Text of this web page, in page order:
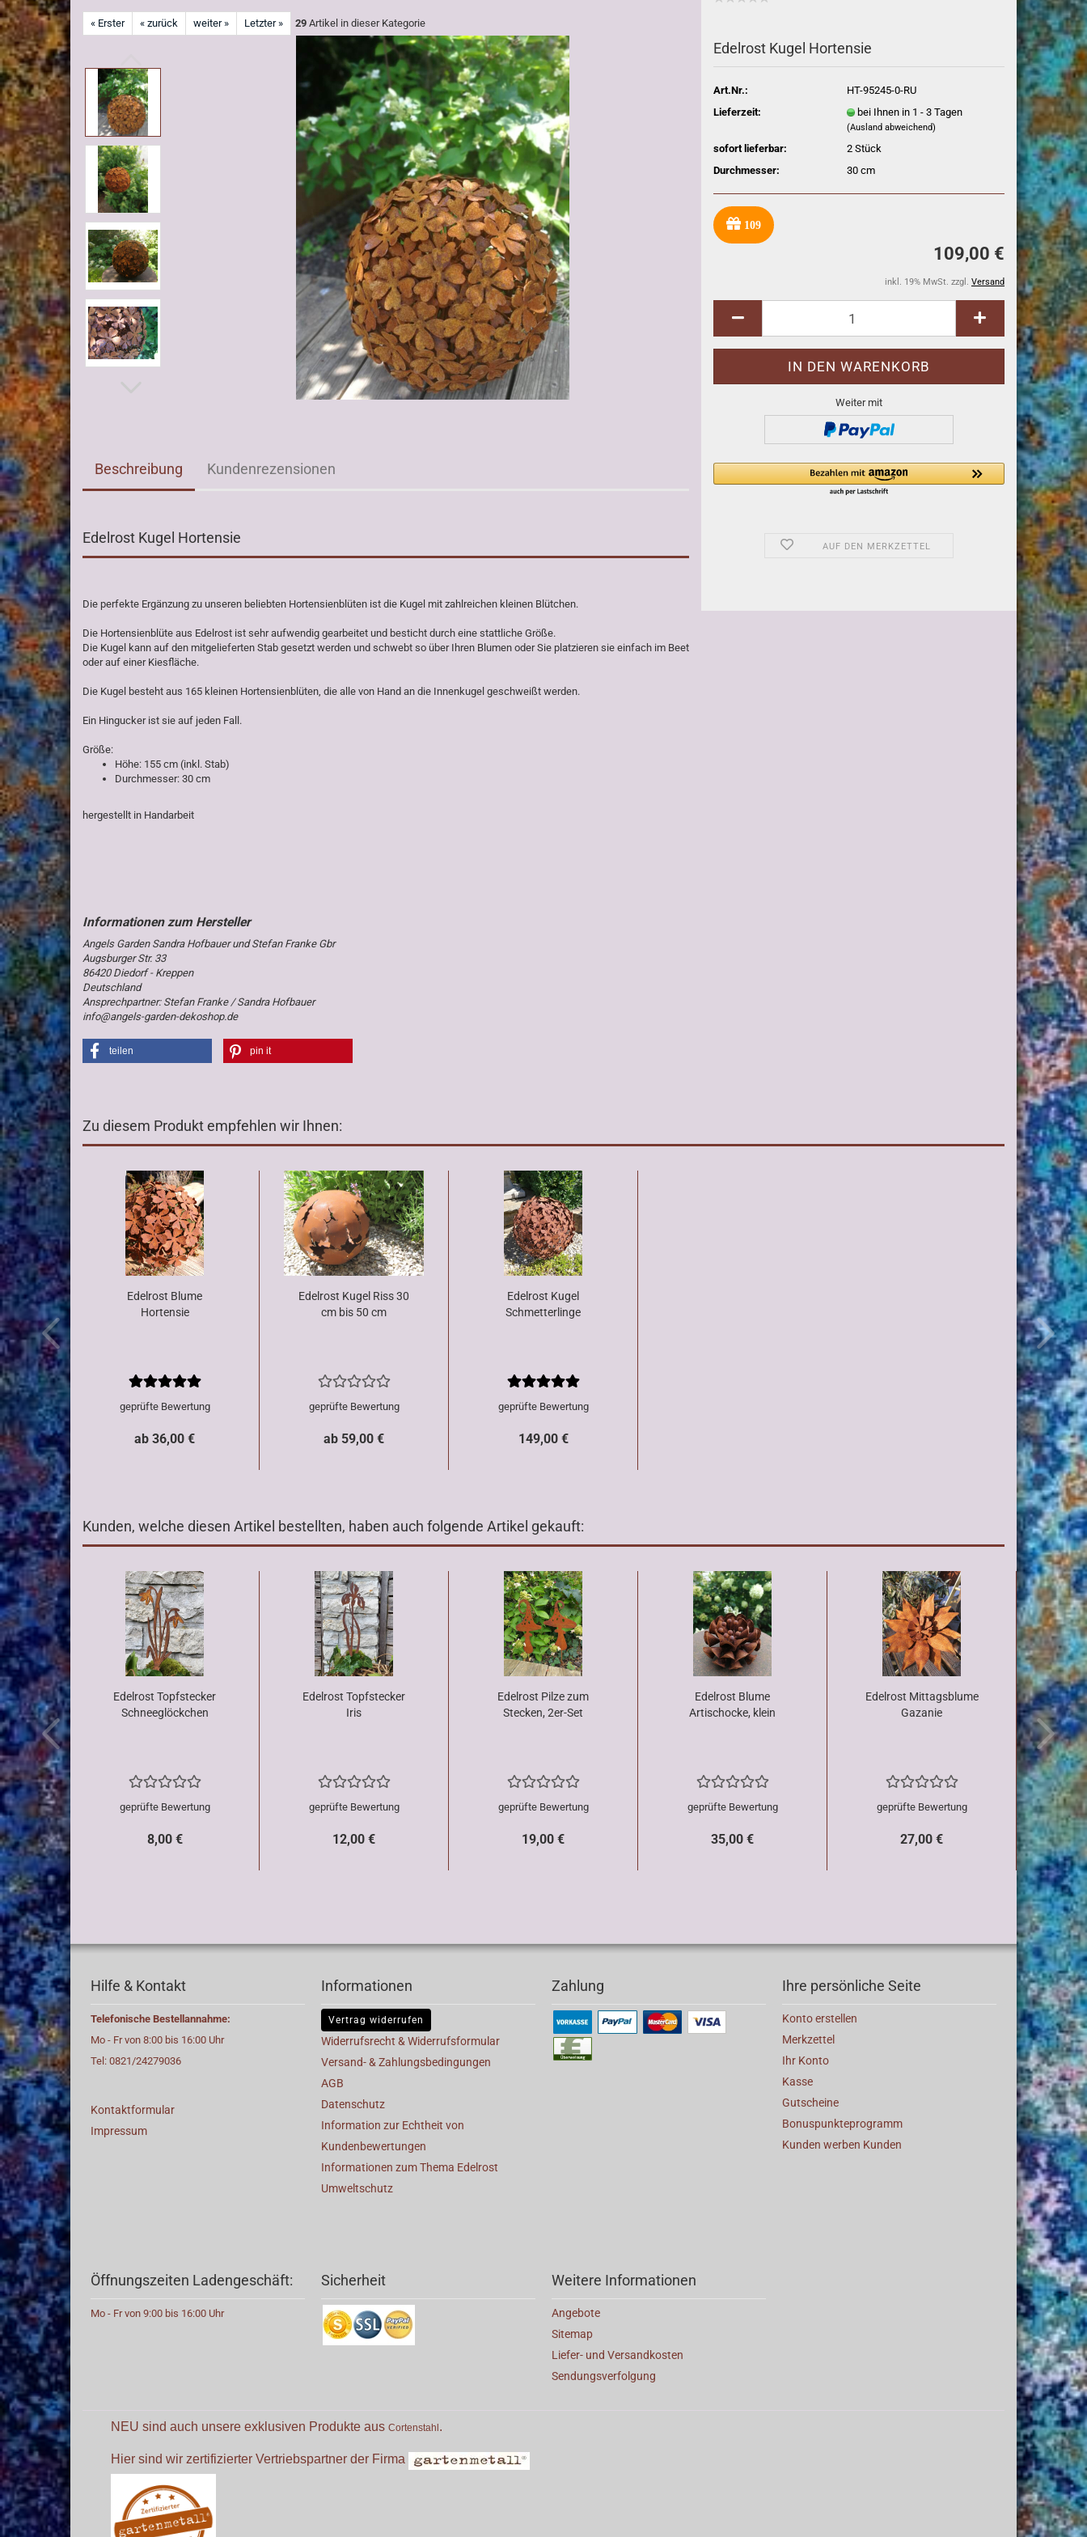
« Erster « zurück weiter » Letzter » 29 Artikel in dieser Kategorie
Edelrost Kugel Hortensie
Art.Nr.:
HT-95245-0-RU
Lieferzeit:
bei Ihnen in 1 - 3 Tagen
(Ausland abweichend)
sofort lieferbar: 2 Stück
Durchmesser:
30 cm
109
109,00 €
inkl. 19% MwSt. zzgl. Versand
Weiter mit
AUF DEN MERKZETTEL
Beschreibung Kundenrezensionen
Edelrost Kugel Hortensie
Die perfekte Ergänzung zu unseren beliebten Hortensienblüten ist die Kugel mit zahlreichen kleinen Blütchen.
Die Hortensienblüte aus Edelrost ist sehr aufwendig gearbeitet und besticht durch eine stattliche Größe.
Die Kugel kann auf den mitgelieferten Stab gesetzt werden und schwebt so über Ihren Blumen oder Sie platzieren sie einfach im Beet
oder auf einer Kiesfläche.
Die Kugel besteht aus 165 kleinen Hortensienblüten, die alle von Hand an die Innenkugel geschweißt werden.
Ein Hingucker ist sie auf jeden Fall.
Größe:
Höhe: 155 cm (inkl. Stab)
Durchmesser: 30 cm
hergestellt in Handarbeit
Angels Garden Sandra Hofbauer und Stefan Franke Gbr
Augsburger Str. 33
86420 Diedorf - Kreppen
Deutschland
Ansprechpartner: Stefan Franke / Sandra Hofbauer
info@angels-garden-dekoshop.de
teilen pin it
Zu diesem Produkt empfehlen wir Ihnen:
Edelrost Blume
Hortensie
geprüfte Bewertung
ab 36,00 €
Edelrost Kugel Riss 30
cm bis 50 cm
geprüfte Bewertung
ab 59,00 €
Edelrost Kugel
Schmetterlinge
geprüfte Bewertung
149,00 €
Kunden, welche diesen Artikel bestellten, haben auch folgende Artikel gekauft:
Edelrost Topfstecker
Schneeglöckchen
geprüfte Bewertung
8,00 €
Edelrost Topfstecker
Iris
geprüfte Bewertung
12,00 €
Edelrost Pilze zum
Stecken, 2er-Set
geprüfte Bewertung
19,00 €
Edelrost Blume
Artischocke, klein
geprüfte Bewertung
35,00 €
Edelrost Mittagsblume
Gazanie
geprüfte Bewertung
27,00 €
Hilfe & Kontakt
Telefonische Bestellannahme:
Mo - Fr von 8:00 bis 16:00 Uhr
Tel: 0821/24279036
Kontaktformular
Impressum
Informationen
Vertrag widerrufen
Widerrufsrecht & Widerrufsformular
Versand- & Zahlungsbedingungen
AGB
Datenschutz
Information zur Echtheit von
Kundenbewertungen
Informationen zum Thema Edelrost
Umweltschutz
Zahlung Ihre persönliche Seite
Konto erstellen
Merkzettel
Ihr Konto
Kasse
Gutscheine
Bonuspunkteprogramm
Kunden werben Kunden
Öffnungszeiten Ladengeschäft:
Mo - Fr von 9:00 bis 16:00 Uhr
Sicherheit Weitere Informationen
Angebote
Sitemap
Liefer- und Versandkosten
Sendungsverfolgung
NEU sind auch unsere exklusiven Produkte aus Cortenstahl .
Hier sind wir zertifizierter Vertriebspartner der Firma